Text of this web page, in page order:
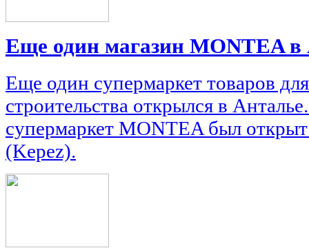
Еще один магазин MONTEA в
Еще один супермаркет товаров
строительства открылся в
супермаркет MONTEA был
(Kepez).